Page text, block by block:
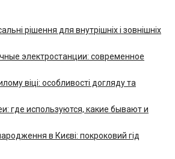
рішення для внутрішніх і зовнішніх
электростанции: современное
віці: особливості догляду та
где используются, какие бывают и
в Києві: покроковий гід